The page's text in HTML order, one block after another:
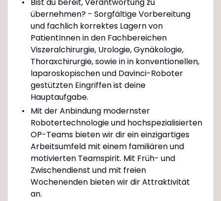
übernehmen? - Sorgfältige Vorbereitung
und fachlich korrektes Lagern von
PatientInnen in den Fachbereichen
Viszeralchirurgie, Urologie, Gynäkologie,
Thoraxchirurgie, sowie in in konventionellen,
laparoskopischen und Davinci-Roboter
gestützten Eingriffen ist deine
Hauptaufgabe.
Mit der Anbindung modernster
Robotertechnologie und hochspezialisierten
OP-Teams bieten wir dir ein einzigartiges
Arbeitsumfeld mit einem familiären und
motivierten Teamspirit. Mit Früh- und
Zwischendienst und mit freien
Wochenenden bieten wir dir Attraktivität
an.